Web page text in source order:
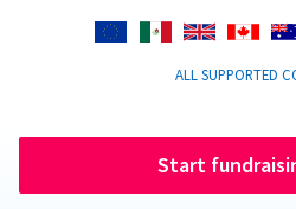
ALL SUPPORTED
Start